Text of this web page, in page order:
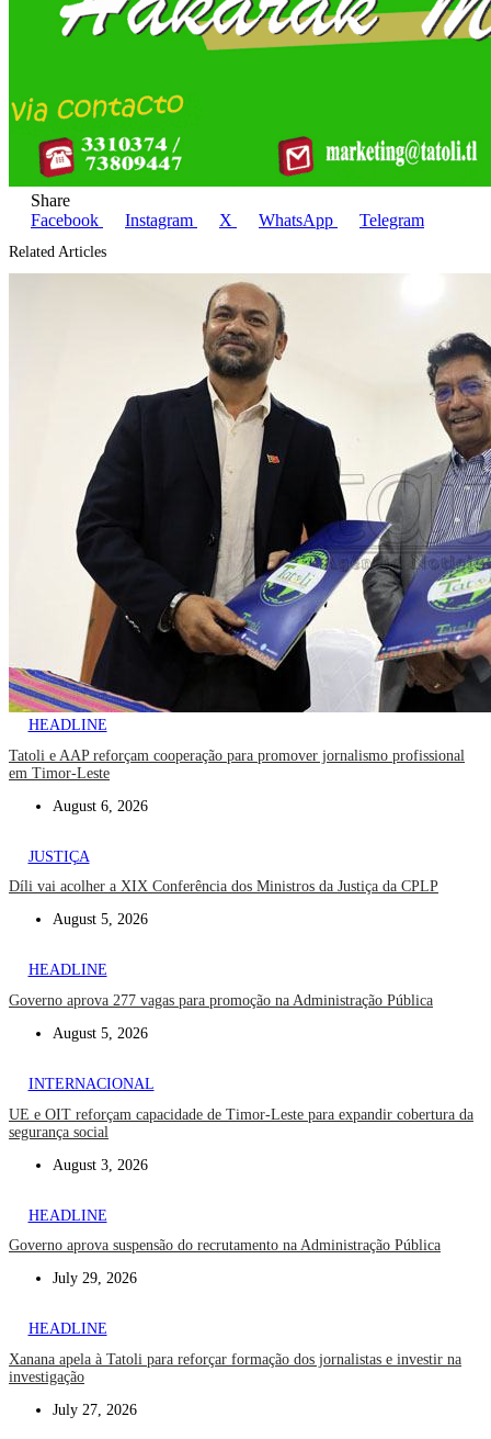
Share
Facebook
Instagram X WhatsApp Telegram
Related Articles
HEADLINE
Tatoli e AAP reforçam cooperação para promover jornalismo profissional
em Timor-Leste
August 6, 2026
JUSTIÇA
Díli vai acolher a XIX Conferência dos Ministros da Justiça da CPLP
August 5, 2026
HEADLINE
Governo aprova 277 vagas para promoção na Administração Pública
August 5, 2026
INTERNACIONAL
UE e OIT reforçam capacidade de Timor-Leste para expandir cobertura da
segurança social
August 3, 2026
HEADLINE
Governo aprova suspensão do recrutamento na Administração Pública
July 29, 2026
HEADLINE
Xanana apela à Tatoli para reforçar formação dos jornalistas e investir na
investigação
July 27, 2026